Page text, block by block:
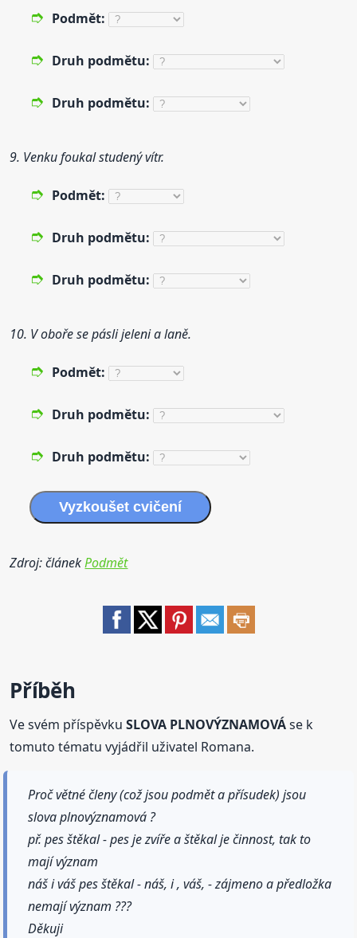
Podmět:
Druh podmětu:
Druh podmětu:
9. Venku foukal studený vítr.
Podmět:
Druh podmětu:
Druh podmětu:
10. V oboře se pásli jeleni a laně.
Podmět:
Druh podmětu:
Druh podmětu:
Vyzkoušet cvičení
Zdroj: článekPodmět
Příběh
Ve svém příspěvkuSLOVA PLNOVÝZNAMOVÁse k
tomuto tématu vyjádřil uživatel Romana.
Proč větné členy (což jsou podmět a přísudek) jsou
slova plnovýznamová ?
př. pes štěkal - pes je zvíře a štěkal je činnost, tak to
mají význam
náš i váš pes štěkal - náš, i , váš, - zájmeno a předložka
nemají význam ???
Děkuji